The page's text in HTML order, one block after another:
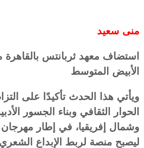
منى سعيد
استضاف معهد ثربانتس بالقاهرة
الأبيض المتوسط
ويأتي هذا الحدث تأكيدًا على
الحوار الثقافي وبناء الجسور
ليصبح منصة لربط الإبداع الشعري